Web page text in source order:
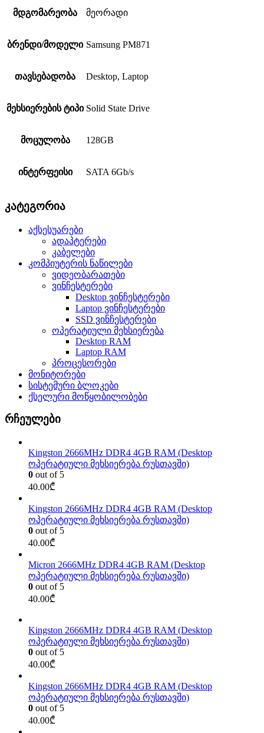
მდგომარეობა მეორადი
ბრენდი/მოდელი Samsung PM871
თავსებადობა Desktop, Laptop
მეხსიერების ტიპი Solid State Drive
მოცულობა 128GB
ინტერფეისი SATA 6Gb/s
კატეგორია
აქსესუარები
ადაპტერები
კაბელები
კომპიუტერის ნაწილები
ვიდეობარათები
ვინჩესტერები
Desktop ვინჩესტერები
Laptop ვინჩესტერები
SSD ვინჩესტერები
ოპერატიული მეხსიერება
Desktop RAM
Laptop RAM
პროცესორები
მონიტორები
სისტემური ბლოკები
ქსელური მოწყობილობები
რჩეულები
Kingston 2666MHz DDR4 4GB RAM (Desktop
ოპერატიული მეხსიერება რუსთავში)
0 out of 5
40.00₾
Kingston 2666MHz DDR4 4GB RAM (Desktop
ოპერატიული მეხსიერება რუსთავში)
0 out of 5
40.00₾
Micron 2666MHz DDR4 4GB RAM (Desktop
ოპერატიული მეხსიერება რუსთავში)
0 out of 5
40.00₾
Kingston 2666MHz DDR4 4GB RAM (Desktop
ოპერატიული მეხსიერება რუსთავში)
0 out of 5
40.00₾
Kingston 2666MHz DDR4 4GB RAM (Desktop
ოპერატიული მეხსიერება რუსთავში)
0 out of 5
40.00₾